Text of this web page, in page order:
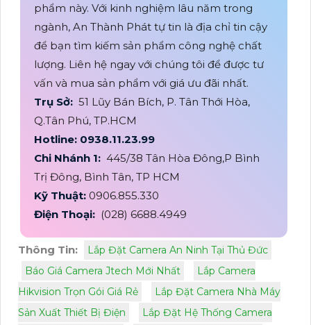
phẩm này. Với kinh nghiệm lâu năm trong
ngành, An Thành Phát tự tin là địa chỉ tin cậy
để bạn tìm kiếm sản phẩm công nghệ chất
lượng. Liên hệ ngay với chúng tôi để được tư
vấn và mua sản phẩm với giá ưu đãi nhất.
Trụ Sở: 51 Lũy Bán Bích, P. Tân Thới Hòa,
Q.Tân Phú, TP.HCM
Hotline: 0938.11.23.99
Chi Nhánh 1: 445/38 Tân Hòa Đông,P Bình
Trị Đông, Bình Tân, TP HCM
Kỹ Thuật: 0906.855.330
Điện Thoại: (028) 6688.4949
Thông Tin:
Lắp Đặt Camera An Ninh Tại Thủ Đức
Báo Giá Camera Jtech Mới Nhất
Lắp Camera
Hikvision Trọn Gói Giá Rẻ
Lắp Đặt Camera Nhà Máy
Sản Xuất Thiết Bị Điện
Lắp Đặt Hệ Thống Camera